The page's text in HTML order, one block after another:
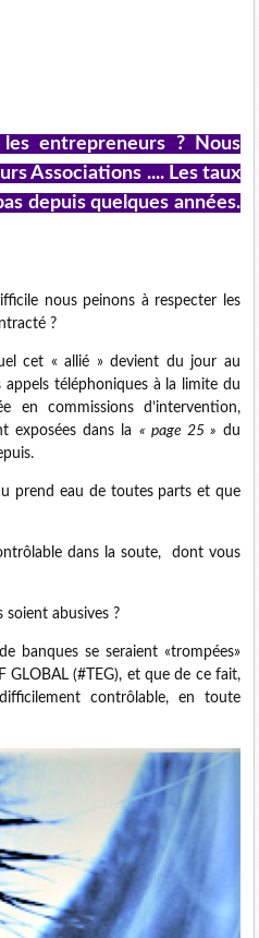
entrepreneurs ? Nous
Associations .... Les taux
depuis quelques années.
nous peinons à respecter les
?
cet « allié » devient du jour au
téléphoniques à la limite du
en commissions d’intervention,
exposées dans la « page 25 » du
prend eau de toutes parts et que
dans la soute, dont vous
soient abusives ?
banques se seraient «trompées»
GLOBAL (#TEG), et que de ce fait,
contrôlable, en toute